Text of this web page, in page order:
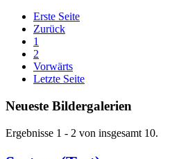
Erste Seite
Zurück
1
2
Vorwärts
Letzte Seite
Neueste Bildergalerien
Ergebnisse 1 - 2 von insgesamt 10.